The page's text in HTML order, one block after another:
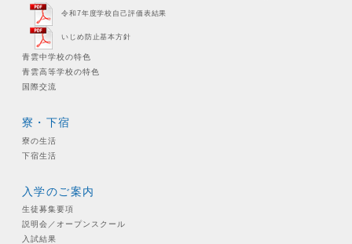
令和7年度学校自己評価表結果
いじめ防止基本方針
青雲中学校の特色
青雲高等学校の特色
国際交流
寮・下宿
寮の生活
下宿生活
入学のご案内
生徒募集要項
説明会／オープンスクール
入試結果